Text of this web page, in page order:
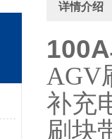
详情介绍
AGV
补充
刷块